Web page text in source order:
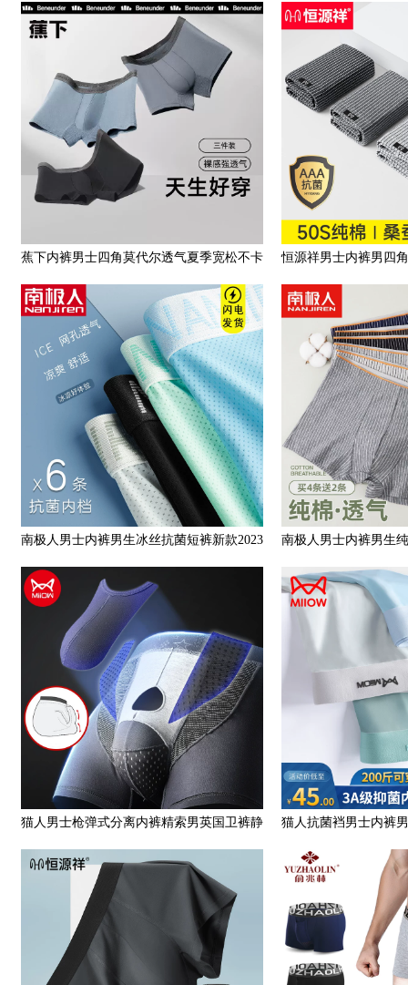
蕉下内裤男士四角莫代尔透气夏季宽松不卡
裆抑菌运动平角短裤薄款
恒源祥男士内裤男四
头新款运动
南极人男士内裤男生冰丝抗菌短裤新款2023
年凉爽爆款潮流四角裤头
南极人男士内裤男生
头新款运动
猫人男士枪弹式分离内裤精索男英国卫裤静
脉阴囊托底裤曲张运动裤
猫人抗菌裆男士内裤
纯棉裆平角